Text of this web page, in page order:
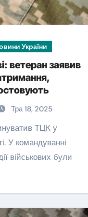
України
ветеран заявив
Тра 18, 2025
У командуванні
військових були